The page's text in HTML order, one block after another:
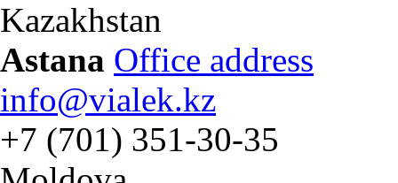
Kazakhstan
Astana Office address
info@vialek.kz
+7 (701) 351-30-35